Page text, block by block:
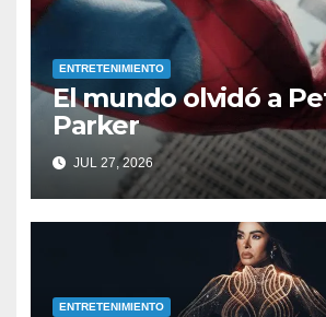
ENTRETENIMIENTO
El mundo olvidó a
Parker
JUL 27, 2026
ENTRETENIMIENTO